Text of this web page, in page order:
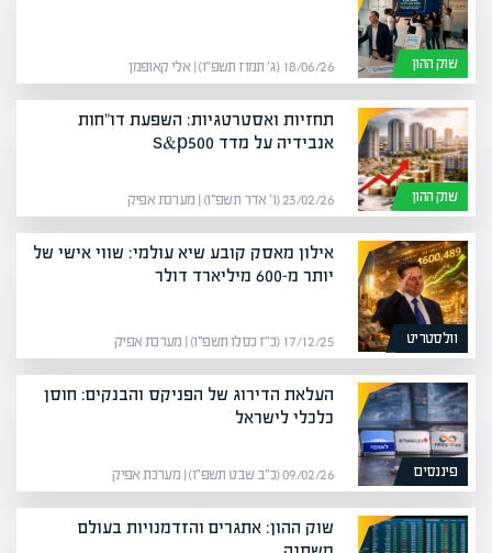
שוק ההון 18/06/26 (ג׳ תמוז תשפ״ו) | אלי קאופמן
שוק ההון
תחזיות ואסטרטגיות: השפעת דו"חות
אנבידיה על מדד s&p500
23/02/26 (ו׳ אדר תשפ״ו) | מערכת אפיק
וולסטריט
אילון מאסק קובע שיא עולמי: שווי אישי של
יותר מ-600 מיליארד דולר
17/12/25 (כ״ז כסלו תשפ״ו) | מערכת אפיק
פיננסים
העלאת הדירוג של הפניקס והבנקים: חוסן
כלכלי לישראל
09/02/26 (כ״ב שבט תשפ״ו) | מערכת אפיק
שוק ההון: אתגרים והזדמנויות בעולם